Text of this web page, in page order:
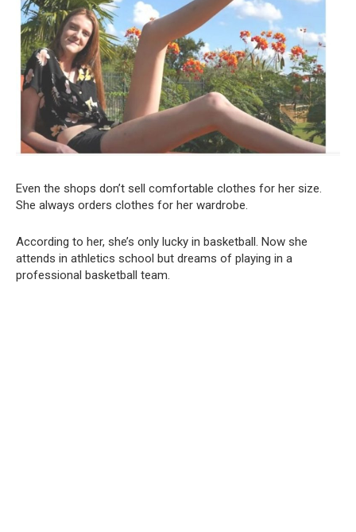
Even the shops don’t sell comfortable clothes for her size.
She always orders clothes for her wardrobe.
According to her, she’s only lucky in basketball. Now she
attends in athletics school but dreams of playing in a
professional basketball team.